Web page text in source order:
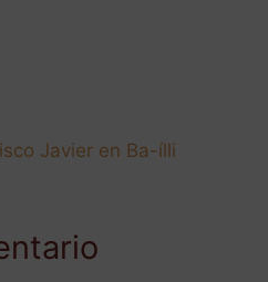
Javier en Ba-ílli